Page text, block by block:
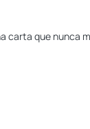
carta que nunca